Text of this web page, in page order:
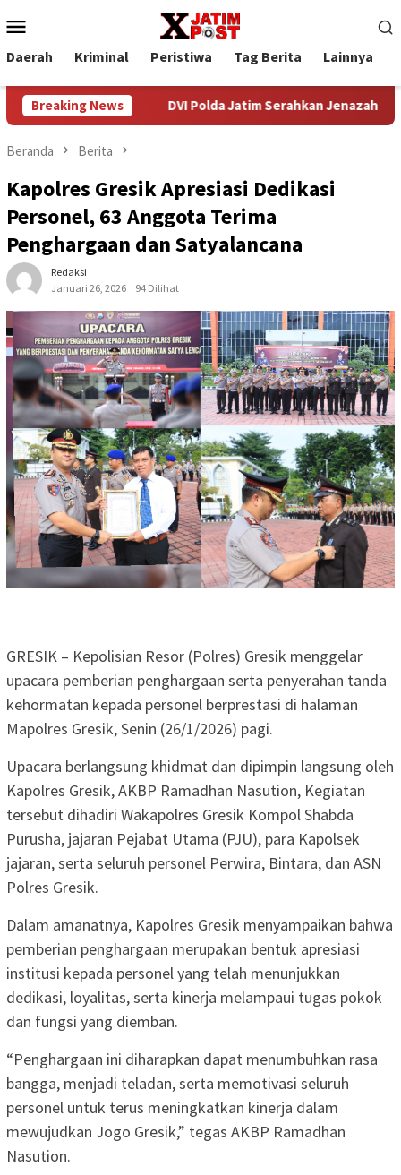
ke
kontenMobile
Daerah Kriminal Peristiwa Tag Berita Lainnya
Breaking News
2026 DVI Polda Jatim Serahkan Jenazah Kelima Korban
Beranda Berita
Kapolres Gresik Apresiasi Dedikasi
Personel, 63 Anggota Terima
Penghargaan dan Satyalancana
Redaksi
Januari 26, 2026
94 Dilihat
GRESIK – Kepolisian Resor (Polres) Gresik menggelar
upacara pemberian penghargaan serta penyerahan tanda
kehormatan kepada personel berprestasi di halaman
Mapolres Gresik, Senin (26/1/2026) pagi.
Upacara berlangsung khidmat dan dipimpin langsung oleh
Kapolres Gresik, AKBP Ramadhan Nasution, Kegiatan
tersebut dihadiri Wakapolres Gresik Kompol Shabda
Purusha, jajaran Pejabat Utama (PJU), para Kapolsek
jajaran, serta seluruh personel Perwira, Bintara, dan ASN
Polres Gresik.
Dalam amanatnya, Kapolres Gresik menyampaikan bahwa
pemberian penghargaan merupakan bentuk apresiasi
institusi kepada personel yang telah menunjukkan
dedikasi, loyalitas, serta kinerja melampaui tugas pokok
dan fungsi yang diemban.
“Penghargaan ini diharapkan dapat menumbuhkan rasa
bangga, menjadi teladan, serta memotivasi seluruh
personel untuk terus meningkatkan kinerja dalam
mewujudkan Jogo Gresik,” tegas AKBP Ramadhan
Nasution.